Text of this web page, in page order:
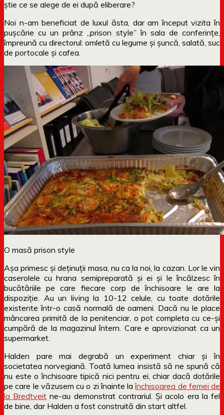
știe ce se alege de ei după eliberare?
Noi n-am beneficiat de luxul ăsta, dar am început vizita în
pușcărie cu un prânz „prison style” în sala de conferințe,
împreună cu directorul: omletă cu legume și șuncă, salată, suc
de portocale și cafea.
O masă prison style
Așa primesc și deținuții masa, nu ca la noi, la cazan. Lor le vin
caserolele cu hrana semipreparată și ei și le încălzesc în
bucătăriile pe care fiecare corp de închisoare le are la
dispoziție. Au un living la 10-12 celule, cu toate dotările
existente într-o casă normală de oameni. Dacă nu le place
mâncarea primită de la penitenciar, o pot completa cu ce-și
cumpără de la magazinul întern. Care e aprovizionat ca un
supermarket.
Halden pare mai degrabă un experiment chiar și în
societatea norvegiană. Toată lumea insistă să ne spună că
nu este o închisoare tipică nici pentru ei, chiar dacă dotările
pe care le văzusem cu o zi înainte laînchisoarea de femei de
la Bredtveit ne-au demonstrat contrariul. Și acolo era la fel
de bine, dar Halden a fost construită din start altfel.